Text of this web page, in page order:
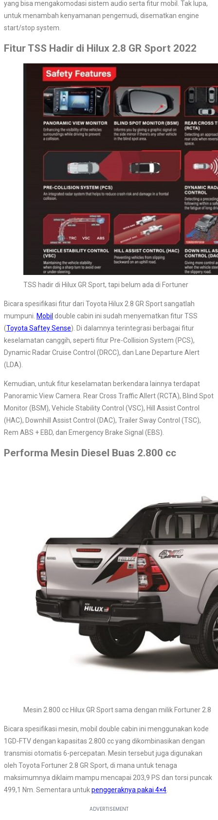
yang bisa mengakomodasi sistem audio serta fitur mobil. Tak lupa,
untuk menambah kenyamanan pengemudi, disematkan engine
start/stop system.
Fitur TSS Hadir di Hilux 2.8 GR Sport 2022
TSS hadir di Hilux GR Sport, tapi belum ada di Fortuner
Bicara spesifikasi fitur dari Toyota Hilux 2.8 GR Sport sangatlah
mumpuni. Mobil double cabin ini sudah menyematkan fitur TSS
(Toyota Saftey Sense). Di dalamnya terintegrasi berbagai fitur
keselamatan canggih, seperti fitur Pre-Collision System (PCS),
Dynamic Radar Cruise Control (DRCC), dan Lane Departure Alert
(LDA).
Kemudian, untuk fitur keselamatan berkendara lainnya terdapat
Panoramic View Camera. Rear Cross Traffic Allert (RCTA), Blind Spot
Monitor (BSM), Vehicle Stability Control (VSC), Hill Assist Control
(HAC), Downhill Assist Control (DAC), Trailer Sway Control (TSC),
Rem ABS + EBD, dan Emergency Brake Signal (EBS).
Performa Mesin Diesel Buas 2.800 cc
Mesin 2.800 cc Hilux GR Sport sama dengan milik Fortuner 2.8
Bicara spesifikasi mesin, mobil double cabin ini menggunakan kode
1GD-FTV dengan kapasitas 2.800 cc yang dikombinasikan dengan
transmisi otomatis 6-percepatan. Mesin tersebut juga digunakan
oleh Toyota Fortuner 2.8 GR Sport, di mana untuk tenaga
maksimumnya diklaim mampu mencapai 203,9 PS dan torsi puncak
499,1 Nm. Sementara untukpenggeraknya pakai 4×4